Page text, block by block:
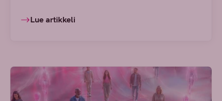
Lue artikkeli